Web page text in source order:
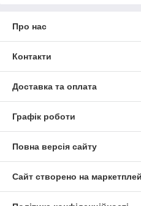
Про нас
Контакти
Доставка та оплата
Графік роботи
Повна версія сайту
Сайт створено на